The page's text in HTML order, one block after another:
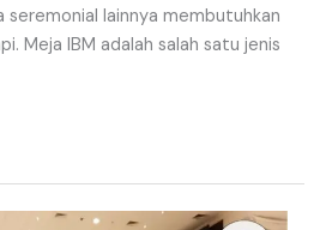
seremonial lainnya membutuhkan
Meja IBM adalah salah satu jenis